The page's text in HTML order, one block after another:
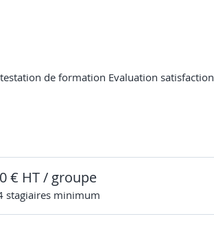
de formation Evaluation satisfaction
€ HT / groupe
stagiaires minimum